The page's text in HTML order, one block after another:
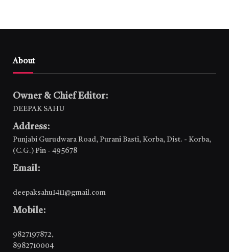
About
Owner & Chief Editor:
DEEPAK SAHU
Address:
Punjabi Gurudwara Road, Purani Basti, Korba, Dist. - Korba,
(C.G.) Pin - 495678
Email:
deepaksahu1411@gmail.com
Mobile:
9827197872,
8982710004